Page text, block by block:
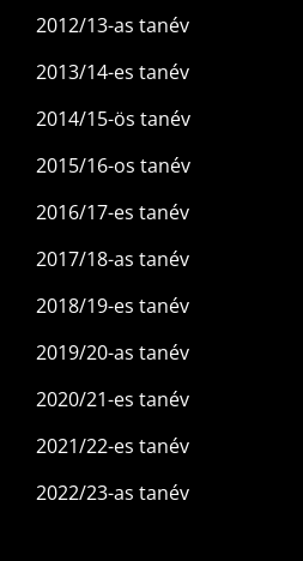
2012/13-as tanév
2013/14-es tanév
2014/15-ös tanév
2015/16-os tanév
2016/17-es tanév
2017/18-as tanév
2018/19-es tanév
2019/20-as tanév
2020/21-es tanév
2021/22-es tanév
2022/23-as tanév